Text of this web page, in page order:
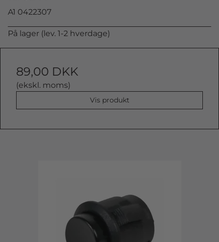
A1 0422307
På lager (lev. 1-2 hverdage)
89,00 DKK
(ekskl. moms)
Vis produkt